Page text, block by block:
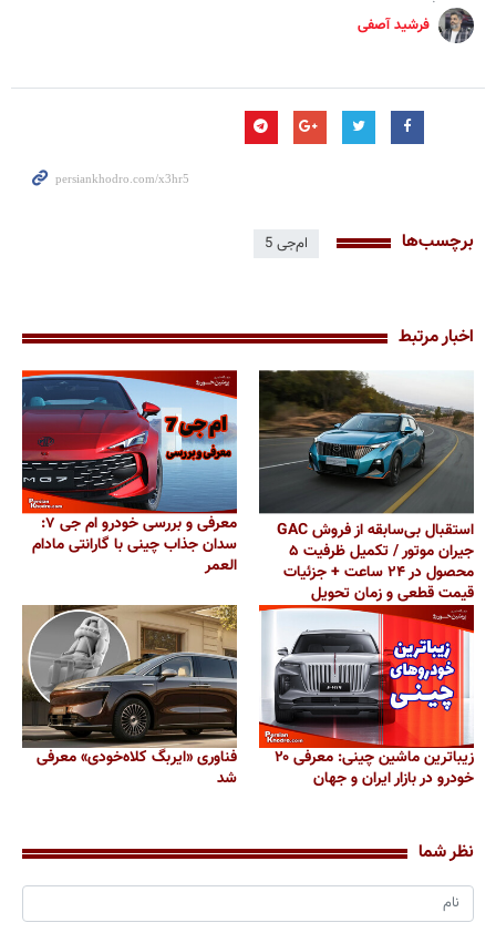
فرشید آصفی
برچسب‌ها ام‌جی 5
اخبار مرتبط
استقبال بی‌سابقه از فروش GAC
جیران موتور / تکمیل ظرفیت ۵
محصول در ۲۴ ساعت + جزئیات
قیمت قطعی و زمان تحویل
معرفی و بررسی خودرو ام جی ۷:
سدان جذاب چینی با گارانتی مادام
العمر
زیباترین ماشین چینی: معرفی ۲۰
خودرو در بازار ایران و جهان
فناوری «ایربگ کلاه‌خودی» معرفی
شد
نظر شما